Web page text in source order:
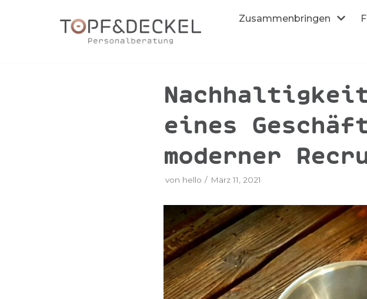
Zusammenbringen
eines
moderner
von hello März 11, 2021